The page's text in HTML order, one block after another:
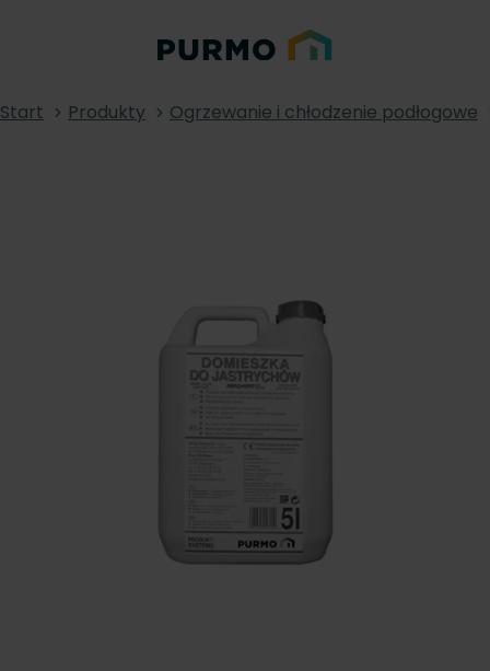
Start Produkty Ogrzewanie i chłodzenie podłogowe